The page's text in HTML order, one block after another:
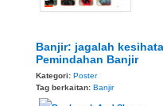
Banjir: jagalah
Pemindahan Banjir
Kategori: Poster
Tag berkaitan: Banjir